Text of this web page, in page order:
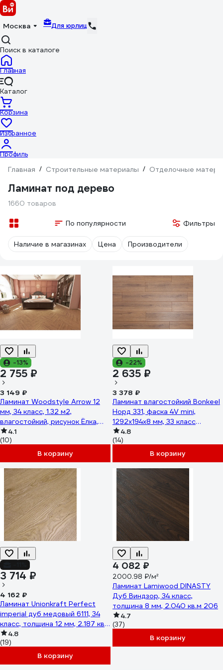
Москва Для юрлиц
Поиск в каталоге
Главная
Каталог
Корзина
Избранное
Профиль
Главная / Строительные материалы / Отделочные
Ламинат под дерево
1660 товаров
По популярности Фильтры
Наличие в магазинах Цена Производители
-13%
2 755 ₽
3 149 ₽
Ламинат Woodstyle Arrow 12
мм, 34 класс, 1.32 м2,
влагостойкий, рисунок Ёлка,
108 Дуб Кивер
4.1
(10)
В корзину
-22%
2 635 ₽
3 378 ₽
Ламинат влагостойкий Bonkeel
Норд 331, фаска 4V mini,
1292x194x8 мм, 33 класс
602634
4.8
(14)
В корзину
3 714 ₽
4 162 ₽
Ламинат Unionkraft Perfect
imperial дуб медовый 6111, 34
класс, толщина 12 мм, 2.187 кв.
м 01563
4.8
(19)
В корзину
4 082 ₽
2000.98 ₽/м²
Ламинат Lamiwood DINASTY
Дуб Виндзор, 34 класс,
толщина 8 мм, 2.040 кв.м 206
4.7
(37)
В корзину